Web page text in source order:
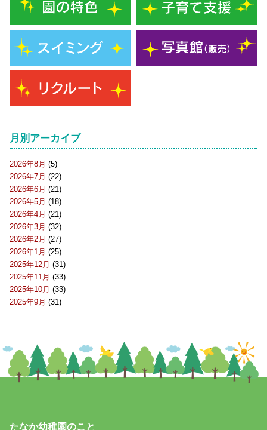
月別アーカイブ
2026年8月 (5)
2026年7月 (22)
2026年6月 (21)
2026年5月 (18)
2026年4月 (21)
2026年3月 (32)
2026年2月 (27)
2026年1月 (25)
2025年12月 (31)
2025年11月 (33)
2025年10月 (33)
2025年9月 (31)
たなか幼稚園のこと